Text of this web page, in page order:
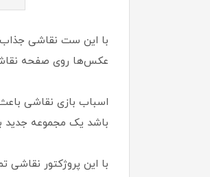
عکس‌ها روی صفحه نقاشی
اسباب بازی نقاشی
باشد یک مجموعه جدید
با این پروژکتور